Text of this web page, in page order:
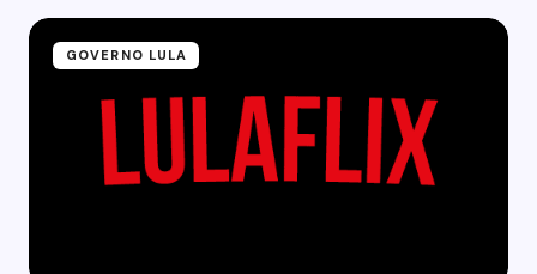
GOVERNO LULA